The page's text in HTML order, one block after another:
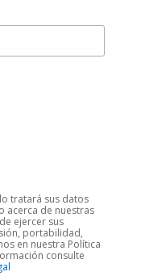
tratará sus datos
acerca de nuestras
ejercer sus
portabilidad,
en nuestra Política
consulte